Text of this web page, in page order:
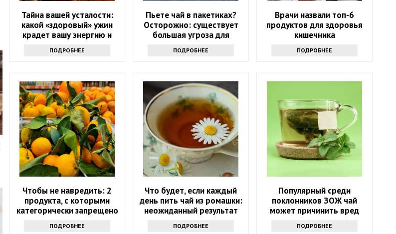
Тайна вашей усталости:
какой «здоровый» ужин
крадет вашу энергию и
ПОДРОБНЕЕ
Пьете чай в пакетиках?
Осторожно: существует
большая угроза для
ПОДРОБНЕЕ
Врачи назвали топ-6
продуктов для здоровья
кишечника
ПОДРОБНЕЕ
Чтобы не навредить: 2
продукта, с которыми
категорически запрещено
ПОДРОБНЕЕ
Что будет, если каждый
день пить чай из ромашки:
неожиданный результат
ПОДРОБНЕЕ
Популярный среди
поклонников ЗОЖ чай
может причинить вред
ПОДРОБНЕЕ